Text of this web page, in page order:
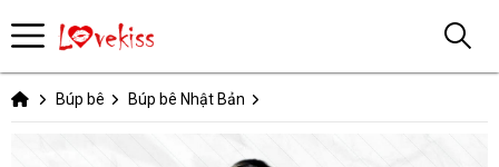
Búp bê Búp bê Nhật Bản